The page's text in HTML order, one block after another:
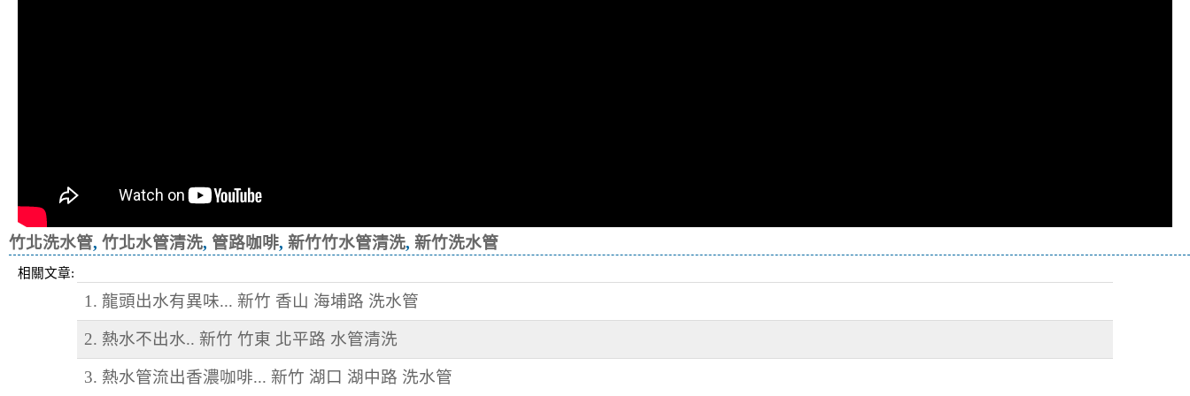
竹北洗水管, 竹北水管清洗, 管路咖啡, 新竹竹水管清洗, 新竹洗水管
相關文章:
1. 龍頭出水有異味... 新竹 香山 海埔路 洗水管
2. 熱水不出水.. 新竹 竹東 北平路 水管清洗
3. 熱水管流出香濃咖啡... 新竹 湖口 湖中路 洗水管